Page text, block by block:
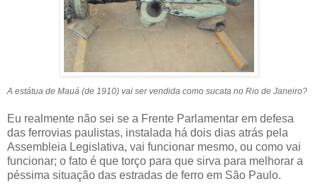
A estátua de Mauá (de 1910) vai ser vendida como sucata no Rio de Janeiro?
Eu realmente não sei se a Frente Parlamentar em defesa
das ferrovias paulistas, instalada há dois dias atrás pela
Assembleia Legislativa, vai funcionar mesmo, ou como vai
funcionar; o fato é que torço para que sirva para melhorar a
péssima situação das estradas de ferro em São Paulo.